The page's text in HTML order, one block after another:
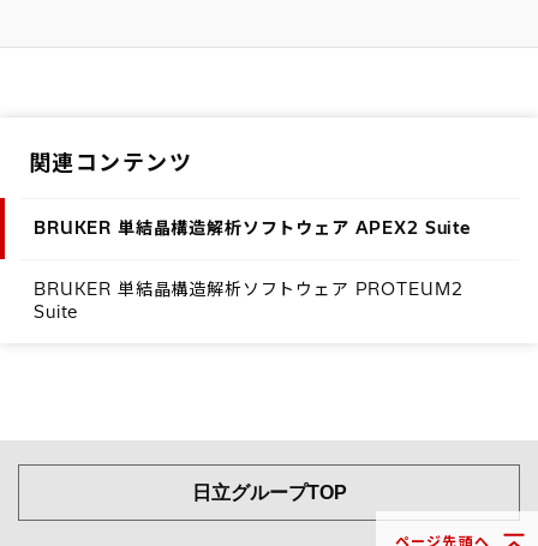
ページ先頭へ
関連コンテンツ
BRUKER 単結晶構造解析ソフトウェア APEX2 Suite
BRUKER 単結晶構造解析ソフトウェア PROTEUM2
Suite
日立グループTOP